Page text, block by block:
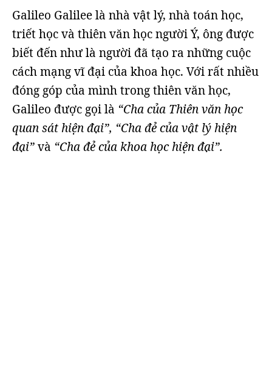
Galileo Galilee là nhà vật lý, nhà toán học,
triết học và thiên văn học người Ý, ông được
biết đến như là người đã tạo ra những cuộc
cách mạng vĩ đại của khoa học. Với rất nhiều
đóng góp của mình trong thiên văn học,
Galileo được gọi là “Cha của Thiên văn học
quan sát hiện đại”, “Cha đẻ của vật lý hiện
đại”và “Cha đẻ của khoa học hiện đại”.